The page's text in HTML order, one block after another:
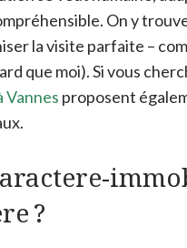
On y
la visite parfaite –
que moi). Si vous
Vannes proposent
?